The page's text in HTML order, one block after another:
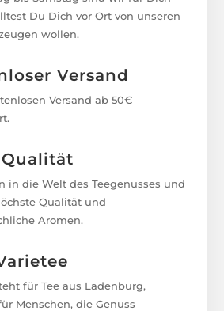
Du Dich vor Ort von unseren
wollen.
Versand
Versand ab 50€
in die Welt des Teegenusses und
Qualität und
Aromen.
für Tee aus Ladenburg,
Menschen, die Genuss